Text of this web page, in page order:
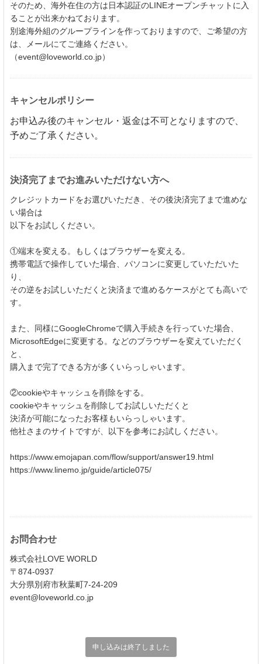
そのため、海外在住の方は日本認証のLINEオープンチャットに入
ることが出来かねております。
別途海外組のグループラインを作っておりますので、ご希望の方
は、メールにてご連絡ください。
（event@loveworld.co.jp）
キャンセルポリシー
お申込み後のキャンセル・返金は不可となりますので、
予めご了承ください。
決済完了までお進みいただけない方へ
クレジットカードをお選びいただき、その後決済完了まで進めな
い場合は
以下をお試しください。
①端末を変える。もしくはブラウザーを変える。
携帯電話で操作していた場合、パソコンに変更していただいた
り、
その逆をお試しいただくと決済まで進めるケースがとても高いで
す。
また、同様にGoogleChromeで購入手続きを行っていた場合、
MicrosoftEdgeに変更する。などのブラウザーを変えていただく
と、
購入まで完了できる方が多くいらっしゃいます。
②cookieやキャッシュを削除をする。
cookieやキャッシュを削除してお試しいただくと
決済が可能になったお客様もいらっしゃいます。
他社さまのサイトですが、以下を参考にお試しください。
https://www.emojapan.com/flow/support/answer19.html
https://www.linemo.jp/guide/article075/
お問合わせ
株式会社LOVE WORLD
〒874-0937
大分県別府市秋葉町7-24-209
event@loveworld.co.jp
申し込みは終了しました